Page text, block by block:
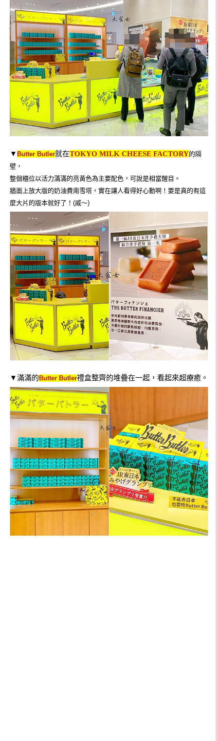
▼ Butter Butler就在TOKYO MILK CHEESE FACTORY的隔
壁，
整個櫃位以活力滿滿的亮黃色為主要配色，可說是相當醒目。
牆面上放大版的奶油費南雪塔，實在讓人看得好心動啊！要是真的有這
麼大片的版本就好了！(威～)
▼滿滿的 Butter Butler禮盒整齊的堆疊在一起，看起來超療癒。